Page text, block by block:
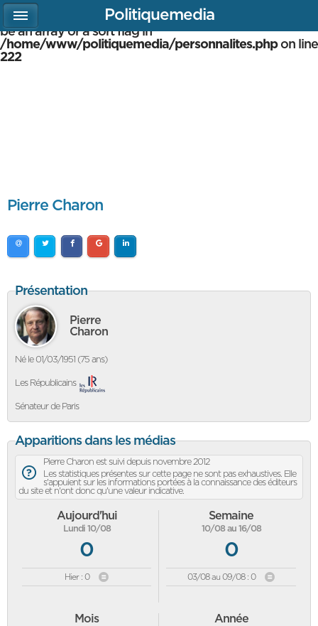
Warning
: array_multisort(): Argument #1 is expected to
be an array or a sort flag in
/home/www/politiquemedia/personnalites.phpon line
222
Pierre Charon
Présentation
Pierre
Charon
Né le 01/03/1951 (75 ans)
Les Républicains
Sénateur de Paris
Apparitions dans les médias
Pierre Charon est suivi depuis novembre 2012
Les statistiques présentes sur cette page ne sont pas exhaustives. Elle
s'appuient sur les informations portées à la connaissance des éditeurs
du site et n'ont donc qu'une valeur indicative.
Aujourd'hui
Lundi 10/08
0
Hier : 0
Semaine
10/08 au 16/08
0
03/08 au 09/08 : 0
Mois Année
Politiquemedia